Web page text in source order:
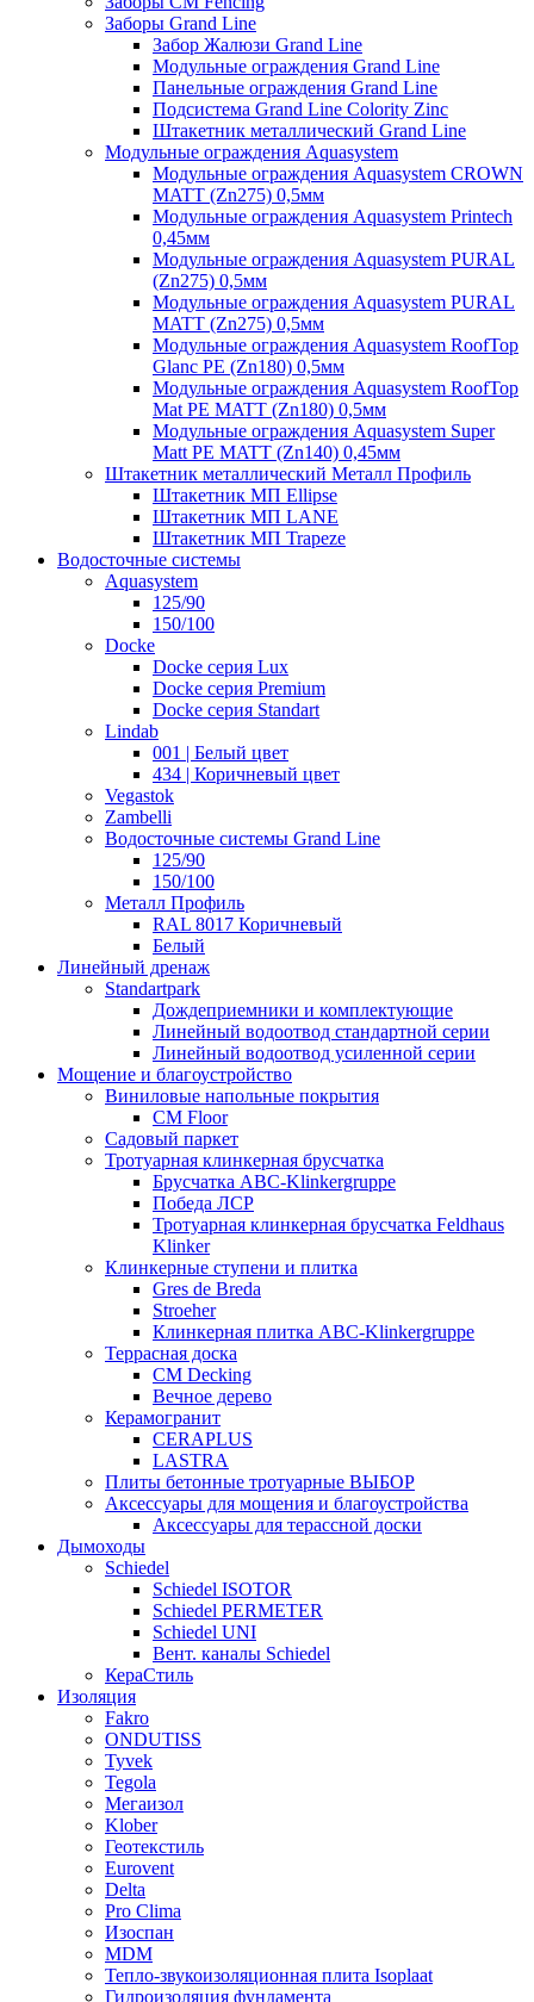
Заборы Grand Line
Забор Жалюзи Grand Line
Модульные ограждения Grand Line
Панельные ограждения Grand Line
Подсистема Grand Line Colority Zinc
Штакетник металлический Grand Line
Модульные ограждения Aquasystem
Модульные ограждения Aquasystem CROWN
MATT (Zn275) 0,5мм
Модульные ограждения Aquasystem Printech
0,45мм
Модульные ограждения Aquasystem PURAL
(Zn275) 0,5мм
Модульные ограждения Aquasystem PURAL
MATT (Zn275) 0,5мм
Модульные ограждения Aquasystem RoofTop
Glanc PE (Zn180) 0,5мм
Модульные ограждения Aquasystem RoofTop
Mat PE MATT (Zn180) 0,5мм
Модульные ограждения Aquasystem Super
Matt PE MATT (Zn140) 0,45мм
Штакетник металлический Металл Профиль
Штакетник МП Ellipse
Штакетник МП LANE
Штакетник МП Trapeze
Водосточные системы
Aquasystem
125/90
150/100
Docke
Docke серия Lux
Docke серия Premium
Docke серия Standart
Lindab
001 | Белый цвет
434 | Коричневый цвет
Vegastok
Zambelli
Водосточные системы Grand Line
125/90
150/100
Металл Профиль
RAL 8017 Коричневый
Белый
Линейный дренаж
Standartpark
Дождеприемники и комплектующие
Линейный водоотвод стандартной серии
Линейный водоотвод усиленной серии
Мощение и благоустройство
Виниловые напольные покрытия
CM Floor
Садовый паркет
Тротуарная клинкерная брусчатка
Брусчатка АВС-Klinkergruppe
Победа ЛСР
Тротуарная клинкерная брусчатка Feldhaus
Klinker
Клинкерные ступени и плитка
Gres de Breda
Stroeher
Клинкерная плитка ABC-Klinkergruppe
Террасная доска
CM Decking
Вечное дерево
Керамогранит
CERAPLUS
LASTRA
Плиты бетонные тротуарные ВЫБОР
Аксессуары для мощения и благоустройства
Аксессуары для терассной доски
Дымоходы
Schiedel
Schiedel ISOTOR
Schiedel PERMETER
Schiedel UNI
Вент. каналы Schiedel
КераСтиль
Изоляция
Fakro
ONDUTISS
Tyvek
Tegola
Мегаизол
Klober
Геотекстиль
Eurovent
Delta
Pro Clima
Изоспан
MDM
Тепло-звукоизоляционная плита Isoplaat
Гидроизоляция фундамента